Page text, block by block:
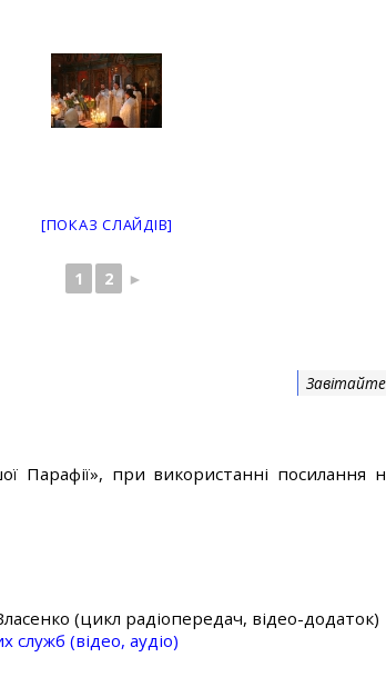
[ПОКАЗ СЛАЙДІВ]
1 2 ►
Завітайте
Парафії», при використанні посилання
(цикл радіопередач, відео-додаток)
служб (відео, аудіо)